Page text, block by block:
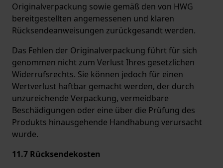
Originalverpackung sowie gemäß den von HWG
bereitgestellten angemessenen und klaren
Rücksendeanweisungen zurückgesandt werden.
Das Fehlen der Originalverpackung führt für sich
genommen nicht zum Verlust Ihres gesetzlichen
Widerrufsrechts. Sie können jedoch für einen
Wertverlust haftbar gemacht werden, der durch
unzureichende Verpackung, vermeidbare
Beschädigungen oder eine über die Prüfung des
Produkts hinausgehende Handhabung verursacht
wurde.
11.7 Rücksendekosten